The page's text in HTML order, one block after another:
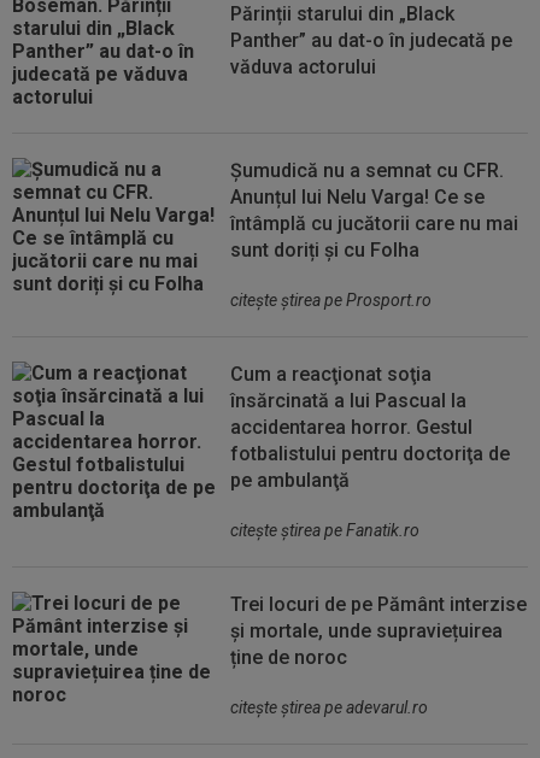
Părinții starului din „Black
Panther” au dat-o în judecată pe
văduva actorului
Șumudică nu a semnat cu CFR.
Anunțul lui Nelu Varga! Ce se
întâmplă cu jucătorii care nu mai
sunt doriți și cu Folha
citeşte ştirea pe Prosport.ro
Cum a reacţionat soţia
însărcinată a lui Pascual la
accidentarea horror. Gestul
fotbalistului pentru doctoriţa de
pe ambulanţă
citeşte ştirea pe Fanatik.ro
Trei locuri de pe Pământ interzise
și mortale, unde supraviețuirea
ține de noroc
citeşte ştirea pe adevarul.ro